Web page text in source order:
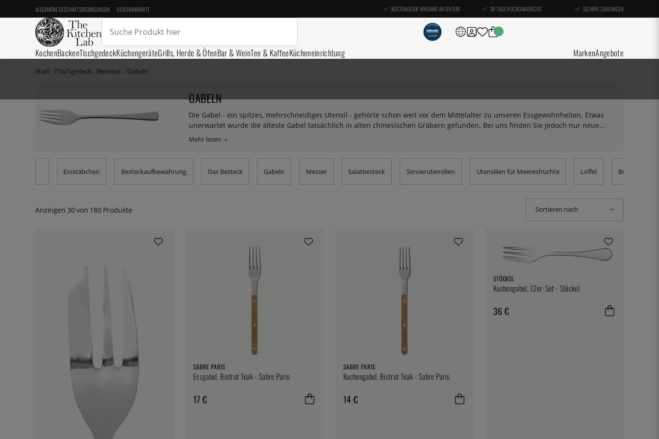
ALLGEMEINE GESCHÄFTSBEDINGUNGEN GESCHENKKARTE KOSTENLOSER VERSAND AB 69 EUR 30 TAGE RÜCKGABERECHT SICHERE ZAHLUNGEN
KochenBackenTischgedeckKüchengeräteGrills, Herde & ÖfenBar & WeinTee & KaffeeKücheneinrichtung MarkenAngebote
Start Tischgedeck Besteck Gabeln
GABELN
Die Gabel - ein spitzes, mehrschneidiges Utensil - gehörte schon weit vor dem Mittelalter zu unseren Essgewohnheiten. Etwas
unerwartet wurde die älteste Gabel tatsächlich in alten chinesischen Gräbern gefunden. Bei uns finden Sie jedoch nur neue
Gabeln und wir haben eine große Auswahl davon - von der Fischgabel bis zur Kuchengabel und allem dazwischen.
Essstäbchen Besteckaufbewahrung Das Besteck Gabeln Messer Salatbesteck Servierutensilien Utensilien für Meeresfrüchte Löffel Buttermesser
Anzeigen 30von 180 Produkte Sortieren nach
SABRE PARIS
Essgabel, Bistrot Teak - Sabre Paris
17 €
SABRE PARIS
Kuchengabel, Bistrot Teak - Sabre Paris
14 €
STÖCKEL
Kuchengabel, 12er-Set - Stöckel
36 €